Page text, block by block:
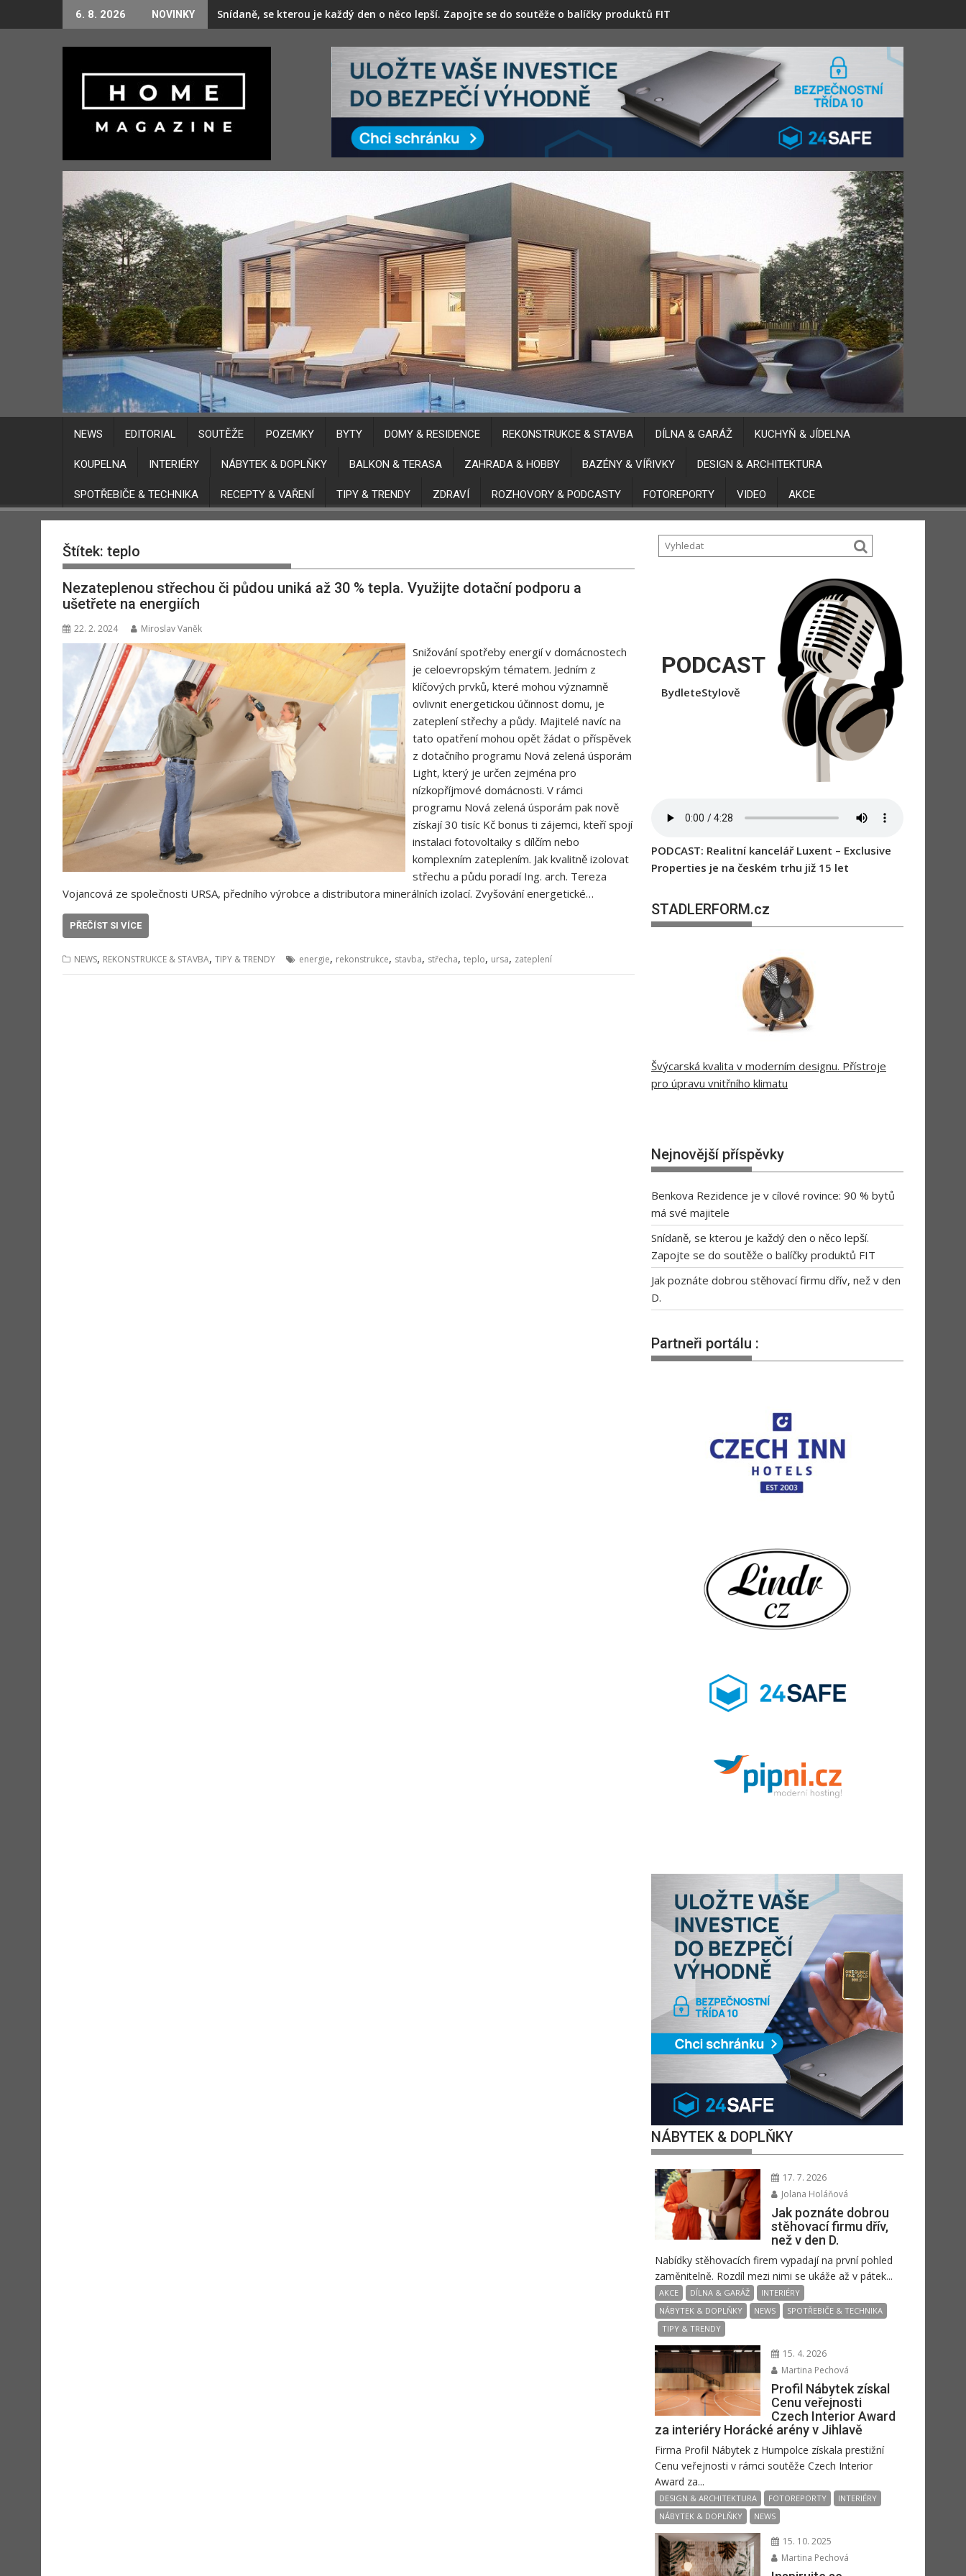
to
6. 8. 2026 NOVINKY Jak poznáte dobrou stěhovací firmu dřív, než v den D.
NEWS EDITORIAL SOUTĚŽE POZEMKY BYTY DOMY & RESIDENCE REKONSTRUKCE & STAVBA DÍLNA & GARÁŽ KUCHYŇ & JÍDELNA
KOUPELNA INTERIÉRY NÁBYTEK & DOPLŇKY BALKON & TERASA ZAHRADA & HOBBY BAZÉNY & VÍŘIVKY DESIGN & ARCHITEKTURA
SPOTŘEBIČE & TECHNIKA RECEPTY & VAŘENÍ TIPY & TRENDY ZDRAVÍ ROZHOVORY & PODCASTY FOTOREPORTY VIDEO AKCE
Štítek: teplo
Nezateplenou střechou či půdou uniká až 30 % tepla. Využijte dotační podporu a
ušetřete na energiích
22. 2. 2024 Miroslav Vaněk
Snižování spotřeby energií v domácnostech
je celoevropským tématem. Jedním z
klíčových prvků, které mohou významně
ovlivnit energetickou účinnost domu, je
zateplení střechy a půdy. Majitelé navíc na
tato opatření mohou opět žádat o příspěvek
z dotačního programu Nová zelená úsporám
Light, který je určen zejména pro
nízkopříjmové domácnosti. V rámci
programu Nová zelená úsporám pak nově
získají 30 tisíc Kč bonus ti zájemci, kteří spojí
instalaci fotovoltaiky s dílčím nebo
komplexním zateplením. Jak kvalitně izolovat
střechu a půdu poradí Ing. arch. Tereza
Vojancová ze společnosti URSA, předního výrobce a distributora minerálních izolací. Zvyšování energetické…
PŘEČÍST SI VÍCE
NEWS, REKONSTRUKCE & STAVBA, TIPY & TRENDY energie, rekonstrukce, stavba, střecha, teplo, ursa, zateplení
PODCAST
BydleteStylově
PODCAST: Realitní kancelář Luxent – Exclusive
Properties je na českém trhu již 15 let
STADLERFORM.cz
Švýcarská kvalita v moderním designu. Přístroje
pro úpravu vnitřního klimatu
Nejnovější příspěvky
Benkova Rezidence je v cílové rovince: 90 % bytů
má své majitele
Snídaně, se kterou je každý den o něco lepší.
Zapojte se do soutěže o balíčky produktů FIT
Jak poznáte dobrou stěhovací firmu dřív, než v den
D.
Partneři portálu :
NÁBYTEK & DOPLŇKY
17. 7. 2026
Jolana Holáňová
Jak poznáte dobrou
stěhovací firmu dřív,
než v den D.
Nabídky stěhovacích firem vypadají na první pohled
zaměnitelně. Rozdíl mezi nimi se ukáže až v pátek...
AKCE DÍLNA & GARÁŽ
INTERIÉRY
NÁBYTEK & DOPLŇKY
NEWS
SPOTŘEBIČE & TECHNIKA
TIPY & TRENDY
15. 4. 2026
Martina Pechová
Profil Nábytek získal
Cenu veřejnosti
Czech Interior Award
za interiéry Horácké arény v Jihlavě
Firma Profil Nábytek z Humpolce získala prestižní
Cenu veřejnosti v rámci soutěže Czech Interior
Award za...
DESIGN & ARCHITEKTURA FOTOREPORTY
INTERIÉRY
NÁBYTEK & DOPLŇKY
NEWS
15. 10. 2025
Martina Pechová